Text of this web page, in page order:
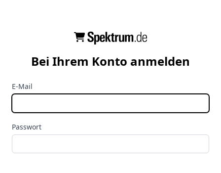
Bei Ihrem Konto anmelden
E-Mail
Passwort